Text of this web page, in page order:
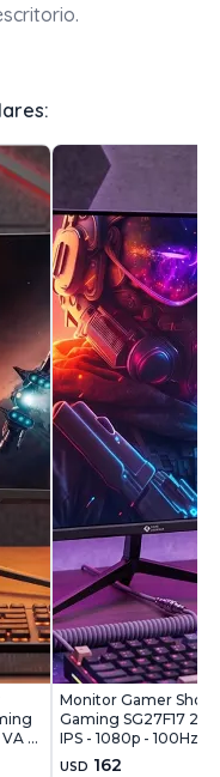
-
Monitor Gamer Shot
Gaming SG27F17 27"
IPS - 1080p - 100Hz
USD 162